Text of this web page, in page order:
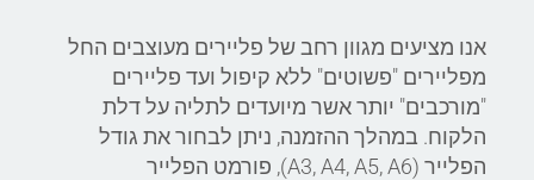
אנו מציעים מגוון רחב של פליירים מעוצבים החל
מפליירים "פשוטים" ללא קיפול ועד פליירים
"מורכבים" יותר אשר מיועדים לתליה על דלת
הלקוח. במהלך ההזמנה, ניתן לבחור את גודל
הפלייר (A3, A4, A5, A6), פורמט הפלייר